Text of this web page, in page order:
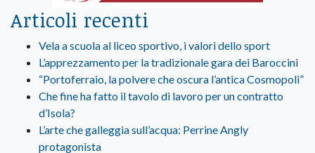
Articoli recenti
Vela a scuola al liceo sportivo, i valori dello sport
L’apprezzamento per la tradizionale gara dei Baroccini
“Portoferraio, la polvere che oscura l’antica Cosmopoli”
Che fine ha fatto il tavolo di lavoro per un contratto
d’Isola?
L’arte che galleggia sull’acqua: Perrine Angly
protagonista